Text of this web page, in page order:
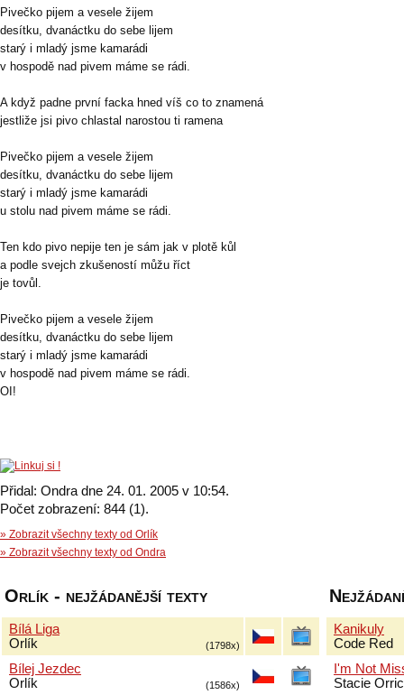
Pivečko pijem a vesele žijem
desítku, dvanáctku do sebe lijem
starý i mladý jsme kamarádi
v hospodě nad pivem máme se rádi.
A když padne první facka hned víš co to znamená
jestliže jsi pivo chlastal narostou ti ramena
Pivečko pijem a vesele žijem
desítku, dvanáctku do sebe lijem
starý i mladý jsme kamarádi
u stolu nad pivem máme se rádi.
Ten kdo pivo nepije ten je sám jak v plotě kůl
a podle svejch zkušeností můžu říct
je tovůl.
Pivečko pijem a vesele žijem
desítku, dvanáctku do sebe lijem
starý i mladý jsme kamarádi
v hospodě nad pivem máme se rádi.
OI!
Přidal: Ondra dne 24. 01. 2005 v 10:54.
Počet zobrazení: 844 (1).
» Zobrazit všechny texty od Orlík
» Zobrazit všechny texty od Ondra
Orlík - nejžádanější texty
Bílá Liga
Orlík
(1798x)
Bílej Jezdec
Orlík
(1586x)
Kanikuly
Code Red
I'm Not
Stacie